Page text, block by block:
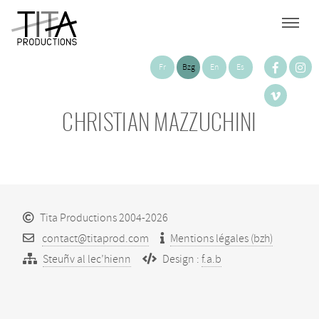
Fr Bzg En Es
CHRISTIAN MAZZUCHINI
Tita Productions 2004-2026
contact@titaprod.com
Mentions légales (bzh)
Steuñv al lec’hienn
Design : f.a.b